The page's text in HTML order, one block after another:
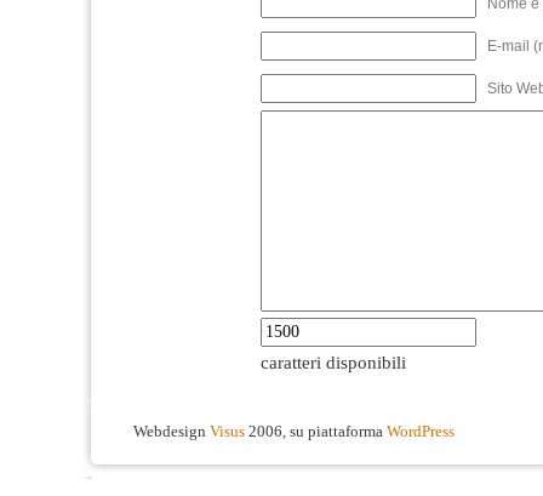
Nome
E-mail
Sito
caratteri disponibili
Webdesign Visus 2006, su piattaforma WordPress